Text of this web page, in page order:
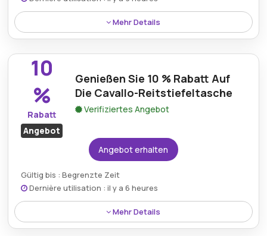
Mehr Details
20 % Rabatt auf die Kingsland KLJAM Slipper –
Premium-Komfort für alle Pferdeliebhaber.
10
%
Rabatt
Angebot
Genießen Sie 10 % Rabatt Auf
Die Cavallo-Reitstiefeltasche
Verifiziertes Angebot
Angebot erhalten
Gültig bis : Begrenzte Zeit
Dernière utilisation : il y a 6 heures
Mehr Details
Sparen Sie 10 % auf die Cavallo-Reitstiefeltasche